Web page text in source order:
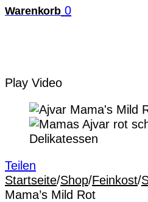
Warenkorb 0
Play Video
Teilen
Startseite/Shop/Feinkost/
Mama’s Mild Rot